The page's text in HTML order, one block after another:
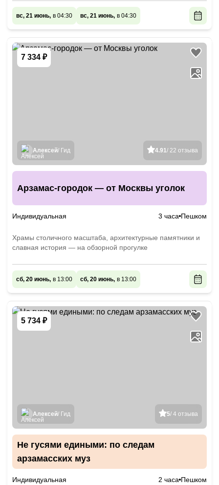
вс, 21 июнь, в 04:30 вс, 21 июнь, в 04:30
7 334 ₽
4.91/ 22 отзыва
Алексей/ Гид
Арзамас-городок — от Москвы уголок
Индивидуальная 3 часа Пешком
Храмы столичного масштаба, архитектурные памятники и
славная история — на обзорной прогулке
сб, 20 июнь, в 13:00 сб, 20 июнь, в 13:00
5 734 ₽
5/ 4 отзыва
Алексей/ Гид
Не гусями едиными: по следам
арзамасских муз
Индивидуальная 2 часа Пешком